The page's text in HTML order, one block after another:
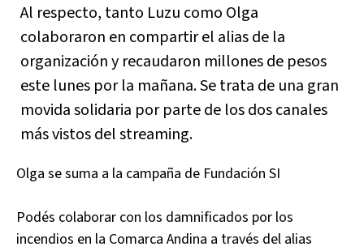
Al respecto, tanto Luzu como Olga
colaboraron en compartir el alias de la
organización y recaudaron millones de pesos
este lunes por la mañana. Se trata de una gran
movida solidaria por parte de los dos canales
más vistos del streaming.
Olga se suma a la campaña de Fundación SI
Podés colaborar con los damnificados por los
incendios en la Comarca Andina a través del alias